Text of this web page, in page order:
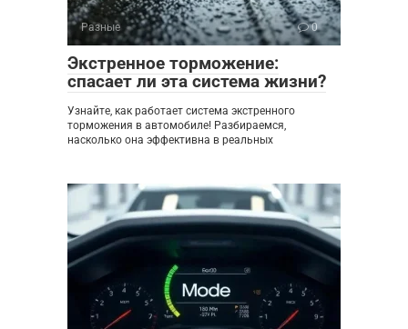
Разные 0
Экстренное торможение:
спасает ли эта система жизни?
Узнайте, как работает система экстренного
торможения в автомобиле! Разбираемся,
насколько она эффективна в реальных